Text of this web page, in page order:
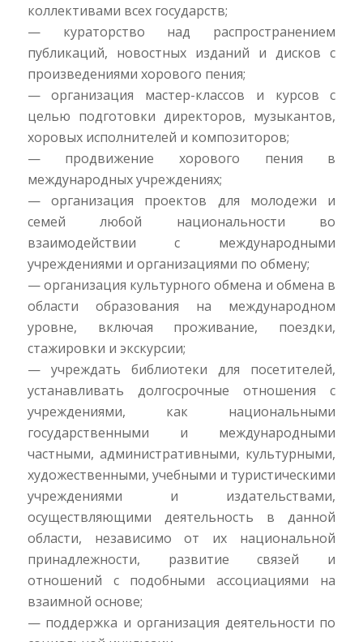
коллективами всех государств;
— кураторство над распространением
публикаций, новостных изданий и дисков с
произведениями хорового пения;
— организация мастер-классов и курсов с
целью подготовки директоров, музыкантов,
хоровых исполнителей и композиторов;
— продвижение хорового пения в
международных учреждениях;
— организация проектов для молодежи и
семей любой национальности во
взаимодействии с международными
учреждениями и организациями по обмену;
— организация культурного обмена и обмена в
области образования на международном
уровне, включая проживание, поездки,
стажировки и экскурсии;
— учреждать библиотеки для посетителей,
устанавливать долгосрочные отношения с
учреждениями, как национальными
государственными и международными
частными, административными, культурными,
художественными, учебными и туристическими
учреждениями и издательствами,
осуществляющими деятельность в данной
области, независимо от их национальной
принадлежности, развитие связей и
отношений с подобными ассоциациями на
взаимной основе;
— поддержка и организация деятельности по